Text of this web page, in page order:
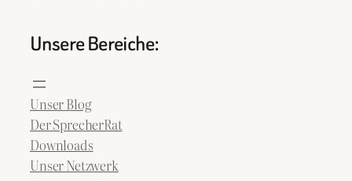
Unsere Bereiche:
Unser Blog
Der SprecherRat
Downloads
Unser Netzwerk